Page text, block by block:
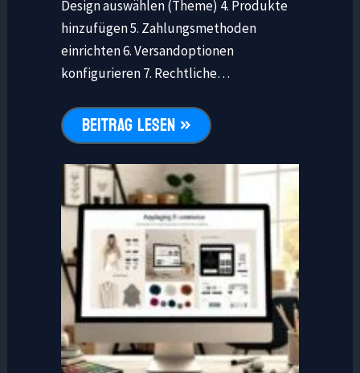
Design auswählen (Theme) 4. Produkte
hinzufügen 5. Zahlungsmethoden
einrichten 6. Versandoptionen
konfigurieren 7. Rechtliche…
BEITRAG LESEN »